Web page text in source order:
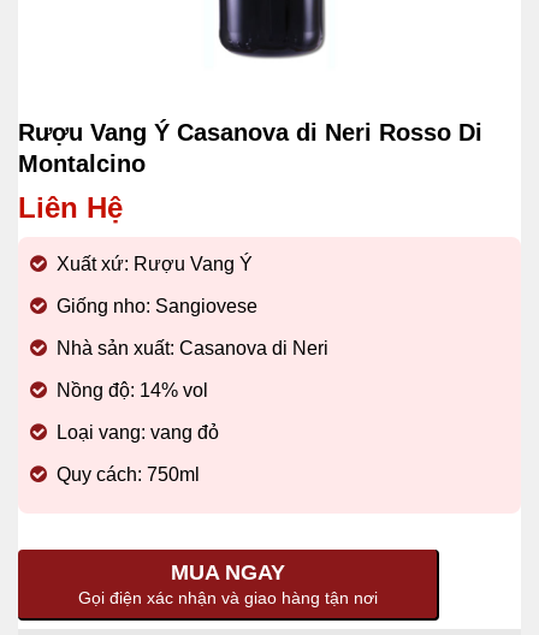
Rượu Vang Ý Casanova di Neri Rosso Di
Montalcino
Liên Hệ
Xuất xứ: Rượu Vang Ý
Giống nho: Sangiovese
Nhà sản xuất: Casanova di Neri
Nồng độ: 14% vol
Loại vang: vang đỏ
Quy cách: 750ml
MUA NGAY
Gọi điện xác nhận và giao hàng tận nơi